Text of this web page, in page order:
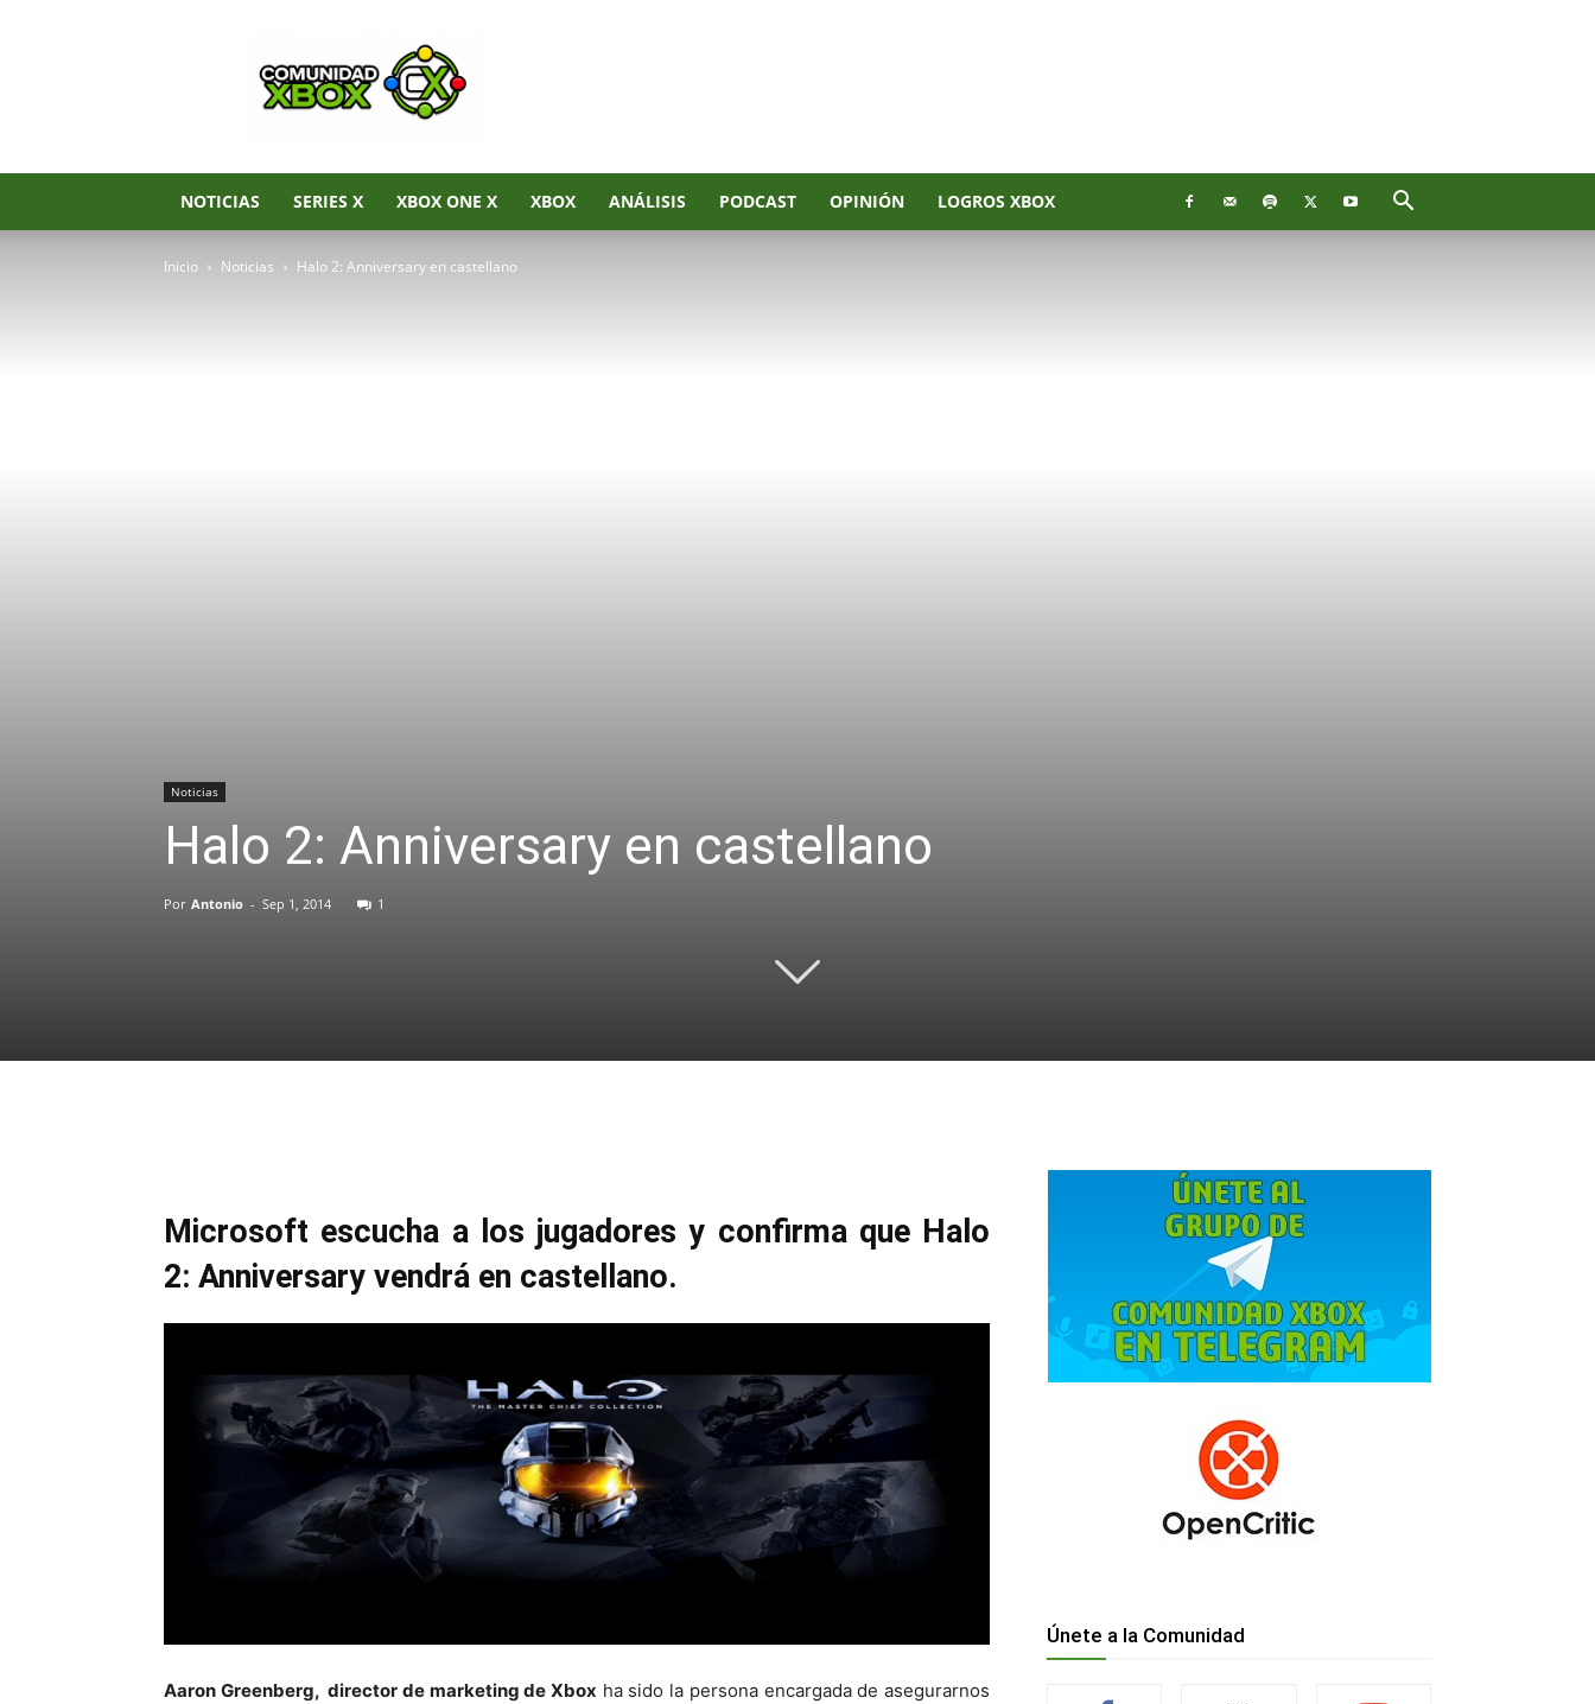
Noticias
de
Xbox
Series
Xbox
One
360
NOTICIAS SERIES X XBOX ONE X XBOX ANÁLISIS PODCAST OPINIÓN LOGROS XBOX
Inicio Noticias Halo 2: Anniversary en castellano
Noticias
Halo 2: Anniversary en castellano
Por Antonio - Sep 1, 2014 1
Microsoft escucha a los jugadores y confirma que Halo
2: Anniversary vendrá en castellano.
Aaron Greenberg, director de marketing de Xbox ha sido la persona encargada de asegurarnos
Únete a la Comunidad